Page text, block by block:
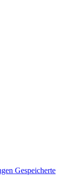
Gespeicherte